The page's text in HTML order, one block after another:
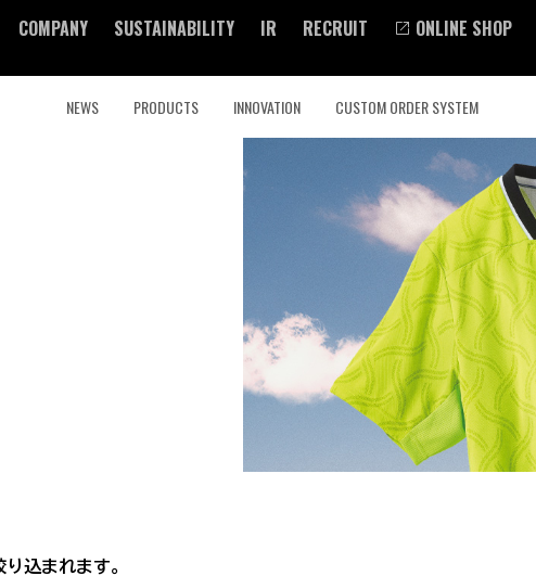
COMPANY SUSTAINABILITY IR RECRUIT ONLINE SHOP
NEWS PRODUCTS INNOVATION CUSTOM ORDER SYSTEM
込まれます。